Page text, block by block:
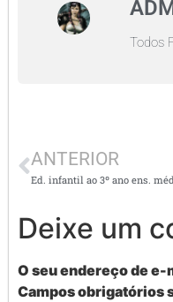
Todos
ANTERIOR
Deixe um
O seu endereço de
Campos obrigatórios